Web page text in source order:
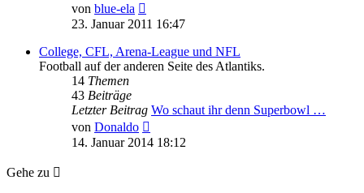
von blue-ela
Beitrag
23. Januar 2011 16:47
College, CFL, Arena-League und NFL
Football auf der anderen Seite des Atlantiks.
14 Themen
43 Beiträge
Letzter Beitrag Wo schaut ihr denn Superbowl …
von Donaldo
Beitrag
14. Januar 2014 18:12
Gehe zu